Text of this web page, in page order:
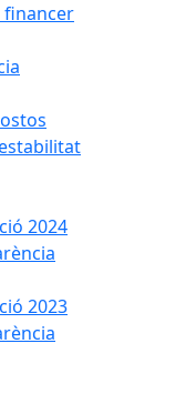
2024
2023